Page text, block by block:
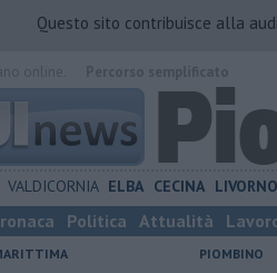
Questo sito contribuisce alla
VALDICORNIA ELBA CECINA LIVORNO
Politica Attualità
PIOMBINO